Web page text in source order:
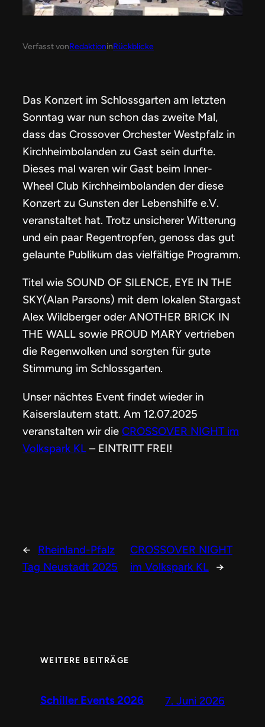
Verfasst vonRedaktioninRückblicke
Das Konzert im Schlossgarten am letzten
Sonntag war nun schon das zweite Mal,
dass das Crossover Orchester Westpfalz in
Kirchheimbolanden zu Gast sein durfte.
Dieses mal waren wir Gast beim Inner-
Wheel Club Kirchheimbolanden der diese
Konzert zu Gunsten der Lebenshilfe e.V.
veranstaltet hat. Trotz unsicherer Witterung
und ein paar Regentropfen, genoss das gut
gelaunte Publikum das vielfältige Programm.
Titel wie SOUND OF SILENCE, EYE IN THE
SKY(Alan Parsons) mit dem lokalen Stargast
Alex Wildberger oder ANOTHER BRICK IN
THE WALL sowie PROUD MARY vertrieben
die Regenwolken und sorgten für gute
Stimmung im Schlossgarten.
Unser nächtes Event findet wieder in
Kaiserslautern statt. Am 12.07.2025
veranstalten wir die CROSSOVER NIGHT im
Volkspark KL – EINTRITT FREI!
←
Rheinland-Pfalz
Tag Neustadt 2025
CROSSOVER NIGHT
im Volkspark KL →
WEITERE BEITRÄGE
Schiller Events 2026 7. Juni 2026